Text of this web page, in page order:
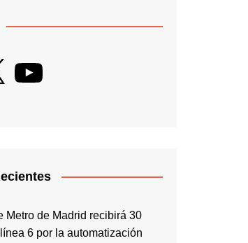
YouTube
Metro de Madrid recibirá 30
6 por la automatización